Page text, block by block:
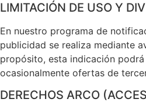
LIMITACIÓN DE USO Y
En nuestro programa de
publicidad se realiza mediante
propósito, esta indicación
ocasionalmente ofertas de
DERECHOS ARCO